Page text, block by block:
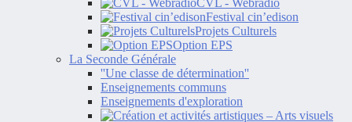
CVL - Webradio
Festival cin’edison
Projets Culturels
Option EPS
La Seconde Générale
''Une classe de détermination''
Enseignements communs
Enseignements d'exploration